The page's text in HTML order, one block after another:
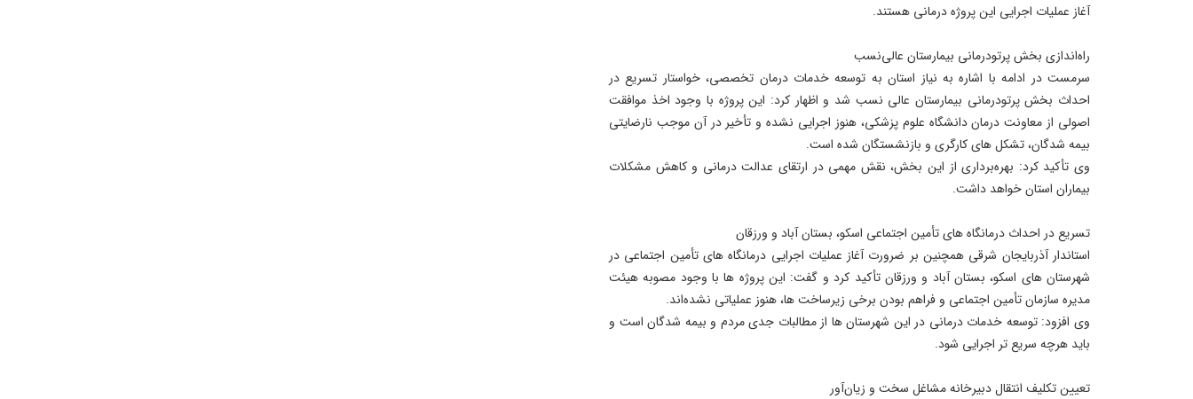
آغاز عملیات اجرایی این پروژه درمانی هستند.
راه‌اندازی بخش پرتودرمانی بیمارستان عالی‌نسب
سرمست در ادامه با اشاره به نیاز استان به توسعه خدمات درمان تخصصی، خواستار تسریع در
احداث بخش پرتودرمانی بیمارستان عالی‌ نسب شد و اظهار کرد: این پروژه با وجود اخذ موافقت
اصولی از معاونت درمان دانشگاه علوم پزشکی، هنوز اجرایی نشده و تأخیر در آن موجب نارضایتی
بیمه‌ شدگان، تشکل‌ های کارگری و بازنشستگان شده است.
وی تأکید کرد: بهره‌برداری از این بخش، نقش مهمی در ارتقای عدالت درمانی و کاهش مشکلات
بیماران استان خواهد داشت.
تسریع در احداث درمانگاه‌ های تأمین اجتماعی اسکو، بستان ‌آباد و ورزقان
استاندار آذربایجان شرقی همچنین بر ضرورت آغاز عملیات اجرایی درمانگاه‌ های تأمین اجتماعی در
شهرستان‌ های اسکو، بستان ‌آباد و ورزقان تأکید کرد و گفت: این پروژه ‌ها با وجود مصوبه هیئت‌
مدیره سازمان تأمین اجتماعی و فراهم بودن برخی زیرساخت‌ ها، هنوز عملیاتی نشده‌اند.
وی افزود: توسعه خدمات درمانی در این شهرستان‌ ها از مطالبات جدی مردم و بیمه‌ شدگان است و
باید هرچه سریع ‌تر اجرایی شود.
تعیین تکلیف انتقال دبیرخانه مشاغل سخت و زیان‌آور